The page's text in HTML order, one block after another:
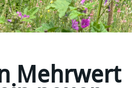
WERDEN
DOWNLOADS
KONTAKT
Mehrwert